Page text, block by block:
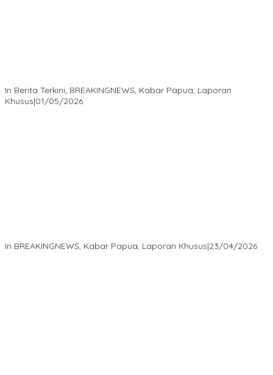
In Berita Terkini, BREAKINGNEWS, Kabar Papua, Laporan
Khusus|01/05/2026
In BREAKINGNEWS, Kabar Papua, Laporan Khusus|23/04/2026